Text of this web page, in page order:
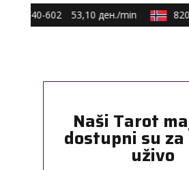
0590/40-602 53,10 ден./min
Naši Tarot
dostupni su za
uživo